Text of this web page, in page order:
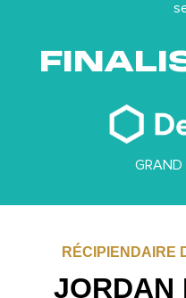
GRAND
RÉCIPIENDAIRE
JORDAN